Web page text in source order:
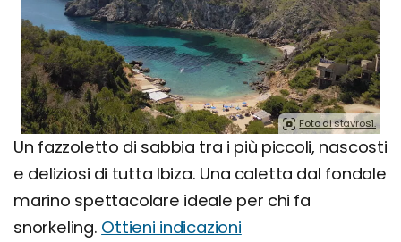
Foto di stavros1.
Un fazzoletto di sabbia tra i più piccoli, nascosti
e deliziosi di tutta Ibiza. Una caletta dal fondale
marino spettacolare ideale per chi fa
snorkeling. Ottieni indicazioni